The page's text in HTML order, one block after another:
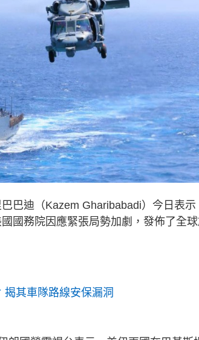
巴迪（Kazem Gharibabadi）今日表示
國務院因應緊張局勢加劇，發佈了全
其車隊路線安保漏洞